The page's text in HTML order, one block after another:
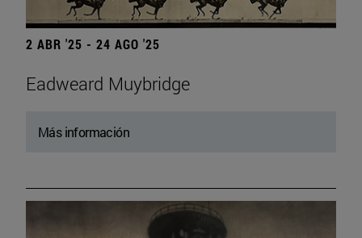
2 ABR '25 - 24 AGO '25
Eadweard Muybridge
Más información